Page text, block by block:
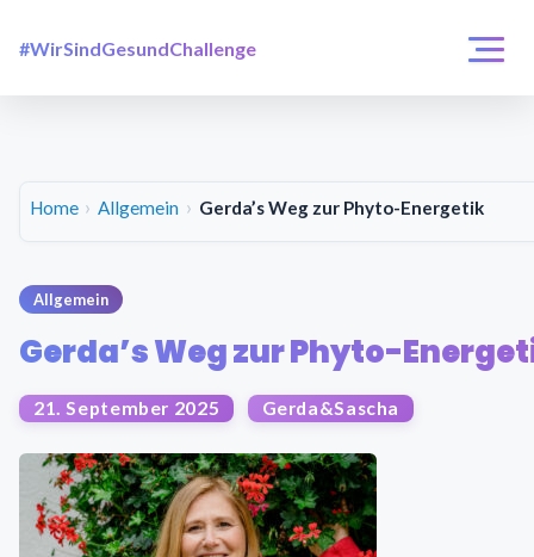
#WirSindGesundChallenge
Login / Registrierung
Über uns
Home Allgemein Gerda’s Weg zur Phyto-Energetik
Allgemein
Gerda’s Weg zur Phyto-
21. September 2025 Gerda&Sascha